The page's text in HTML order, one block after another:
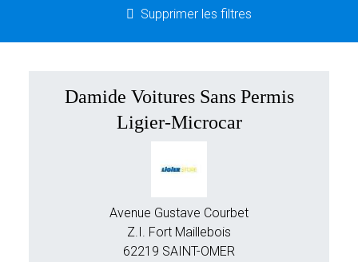
Supprimer les filtres
Damide Voitures Sans Permis
Ligier-Microcar
Avenue Gustave Courbet
Z.I. Fort Maillebois
62219 SAINT-OMER